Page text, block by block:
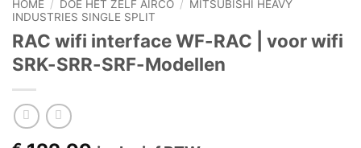
HOME / DOE HET ZELF AIRCO / MITSUBISHI HEAVY
INDUSTRIES SINGLE SPLIT
RAC wifi interface WF-RAC | voor wifi
SRK-SRR-SRF-Modellen